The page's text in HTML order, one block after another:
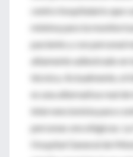
centro hospitalario que
mínima para la
paciente y con personal
altamente adiestrado en
técnica. Actualmente, el
es una alternativa real
intervencionista para
personas oncológicas.
Hospital General de